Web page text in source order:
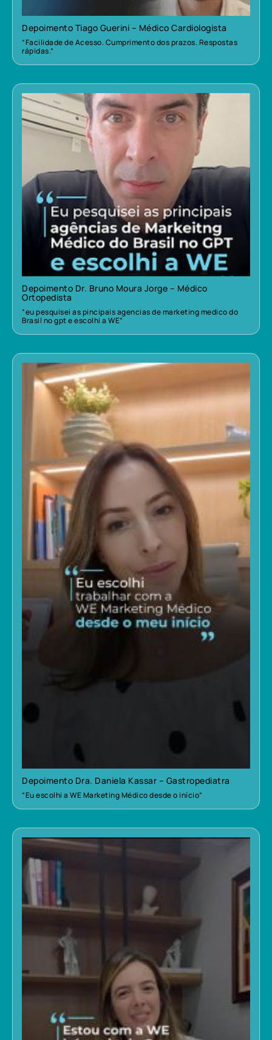
Depoimento Tiago Guerini – Médico Cardiologista
“Facilidade de Acesso. Cumprimento dos prazos. Respostas
rápidas.”
Depoimento Dr. Bruno Moura Jorge – Médico
Ortopedista
“eu pesquisei as pincipais agencias de marketing medico do
Brasil no gpt e escolhi a WE”
Depoimento Dra. Daniela Kassar – Gastropediatra
“Eu escolhi a WE Marketing Médico desde o início”